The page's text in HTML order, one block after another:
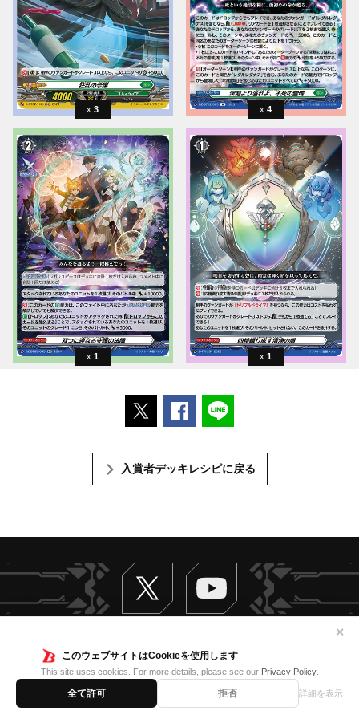
このウェブサイトはCookieを使用します
This site uses cookies. For more details, please see our Privacy Policy.
全て許可 拒否 詳細を表示
✕
3 4
1 1
ポストするFacebookでシェアする
入賞者デッキレシピに戻る
Twitter ヴァンガードch
はじめての方へ お知らせ
商品情報
カードリスト
Q&A
大会ルール
デッキレシピ 大会・イベント